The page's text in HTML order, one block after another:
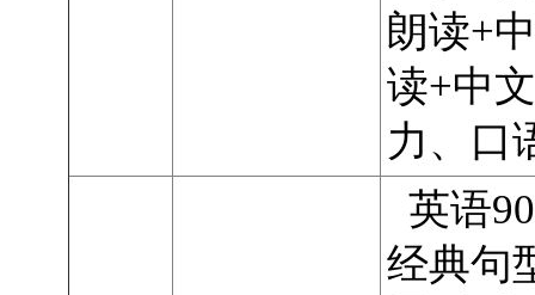
朗读+
读+中
力、口
英语
经典句